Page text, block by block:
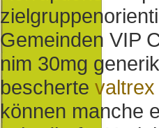
Gemeinden VIP
nim 30mg
bescherte
können manche